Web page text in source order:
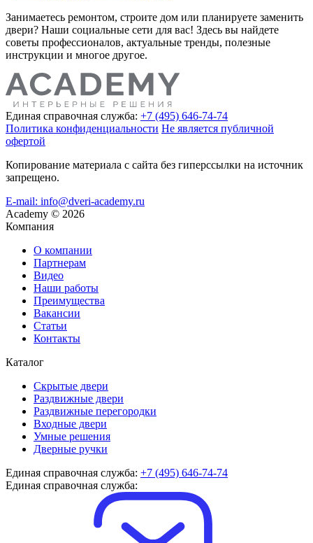
Занимаетесь ремонтом, строите дом или планируете заменить
двери? Наши социальные сети для вас! Здесь вы найдете
советы профессионалов, актуальные тренды, полезные
инструкции и многое другое.
Единая справочная служба: +7 (495) 646-74-74
Политика конфиденциальности Не является публичной
офертой
Копирование материала с сайта без гиперссылки на источник
запрещено.
E-mail: info@dveri-academy.ru
Academy © 2026
Компания
О компании
Партнерам
Видео
Наши работы
Преимущества
Вакансии
Статьи
Контакты
Каталог
Скрытые двери
Раздвижные двери
Раздвижные перегородки
Входные двери
Умные решения
Дверные ручки
Единая справочная служба: +7 (495) 646-74-74
Единая справочная служба: